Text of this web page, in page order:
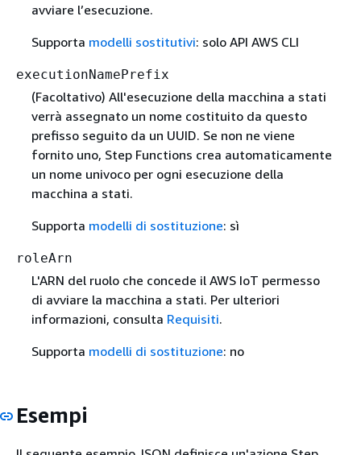
avviare l’esecuzione.
Supporta modelli sostitutivi: solo API AWS CLI
executionNamePrefix
(Facoltativo) All'esecuzione della macchina a stati
verrà assegnato un nome costituito da questo
prefisso seguito da un UUID. Se non ne viene
fornito uno, Step Functions crea automaticamente
un nome univoco per ogni esecuzione della
macchina a stati.
Supporta modelli di sostituzione: sì
roleArn
L'ARN del ruolo che concede il AWS IoT permesso
di avviare la macchina a stati. Per ulteriori
informazioni, consulta Requisiti.
Supporta modelli di sostituzione: no
Esempi